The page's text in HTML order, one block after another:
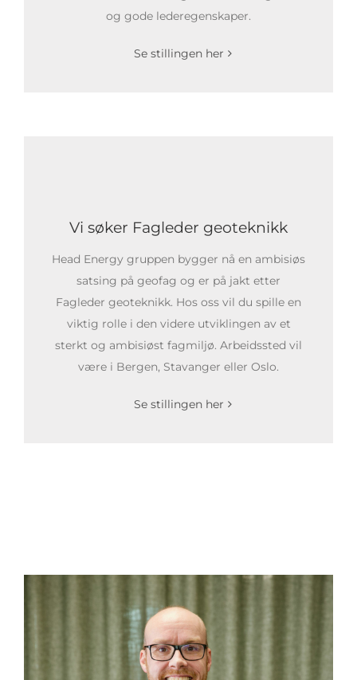
og gode lederegenskaper.
Se stillingen her
Vi søker Fagleder geoteknikk
Head Energy gruppen bygger nå en ambisiøs
satsing på geofag og er på jakt etter
Fagleder geoteknikk. Hos oss vil du spille en
viktig rolle i den videre utviklingen av et
sterkt og ambisiøst fagmiljø. Arbeidssted vil
være i Bergen, Stavanger eller Oslo.
Se stillingen her